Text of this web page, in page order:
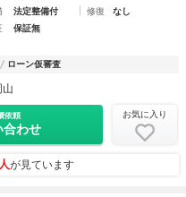
法定整備付 修復
なし
保証無
ローン仮審査
山
依頼
合わせ
お気に入り
が見ています